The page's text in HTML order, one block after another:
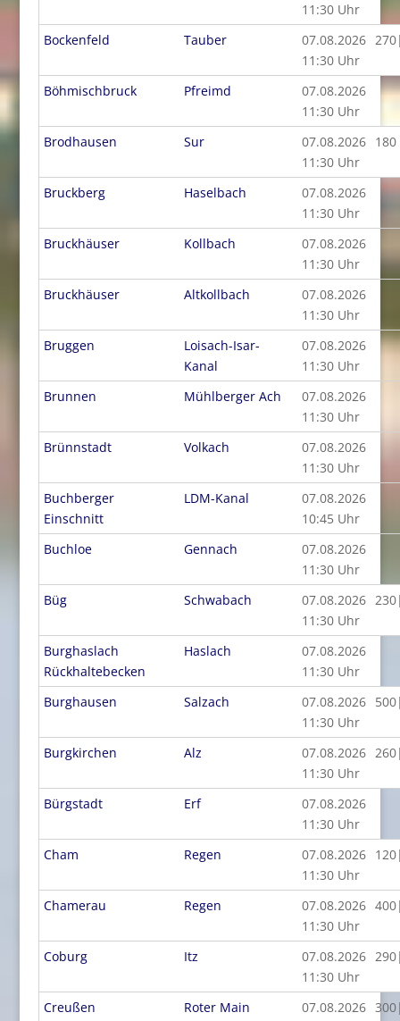
11:30 Uhr
Bockenfeld
Tauber
07.08.2026
11:30 Uhr
Böhmischbruck Pfreimd
07.08.2026
11:30 Uhr
Brodhausen
Sur
07.08.2026
11:30 Uhr
180
Bruckberg Haselbach
07.08.2026
11:30 Uhr
Bruckhäuser
Kollbach
07.08.2026
11:30 Uhr
Bruckhäuser
Altkollbach
07.08.2026
11:30 Uhr
Bruggen
Loisach-Isar-
Kanal
07.08.2026
11:30 Uhr
Brunnen
Mühlberger Ach
07.08.2026
11:30 Uhr
Brünnstadt
Volkach
07.08.2026
11:30 Uhr
Buchberger
Einschnitt
LDM-Kanal
07.08.2026
10:45 Uhr
Buchloe
Gennach
07.08.2026
11:30 Uhr
Büg
Schwabach
07.08.2026
11:30 Uhr
Burghaslach
Rückhaltebecken
Haslach
07.08.2026
11:30 Uhr
Burghausen
Salzach
07.08.2026
11:30 Uhr
Burgkirchen Alz
07.08.2026
11:30 Uhr
Bürgstadt Erf
07.08.2026
11:30 Uhr
Cham
Regen
07.08.2026
11:30 Uhr
Chamerau Regen
07.08.2026
11:30 Uhr
Coburg Itz
07.08.2026
11:30 Uhr
Creußen Roter Main
07.08.2026